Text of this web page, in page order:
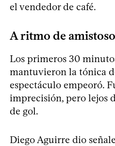
el vendedor de café.
A ritmo de amistoso
Los primeros 30
mantuvieron la tónica
espectáculo empeoró.
imprecisión, pero lejos
de gol.
Diego Aguirre dio